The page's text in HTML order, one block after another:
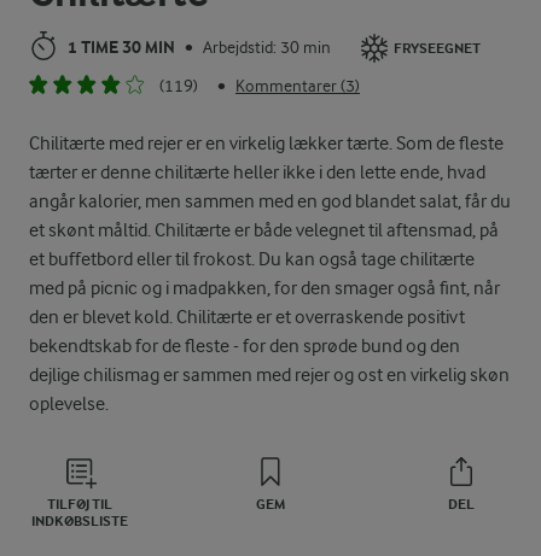
1 TIME 30 MIN • Arbejdstid: 30 min FRYSEEGNET
(119) • Kommentarer (3)
Chilitærte med rejer er en virkelig lækker tærte. Som de fleste
tærter er denne chilitærte heller ikke i den lette ende, hvad
angår kalorier, men sammen med en god blandet salat, får du
et skønt måltid. Chilitærte er både velegnet til aftensmad, på
et buffetbord eller til frokost. Du kan også tage chilitærte
med på picnic og i madpakken, for den smager også fint, når
den er blevet kold. Chilitærte er et overraskende positivt
bekendtskab for de fleste - for den sprøde bund og den
dejlige chilismag er sammen med rejer og ost en virkelig skøn
oplevelse.
TILFØJ TIL
INDKØBSLISTE
GEM DEL